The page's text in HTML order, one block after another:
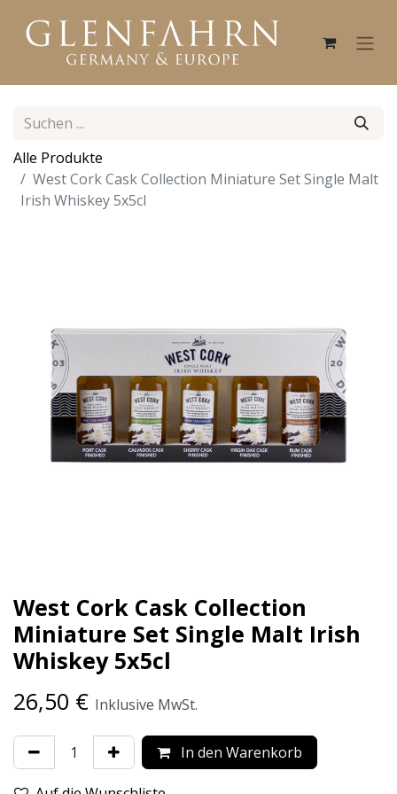
Alle Produkte
West Cork Cask Collection Miniature Set Single Malt
Irish Whiskey 5x5cl
West Cork Cask Collection
Miniature Set Single Malt Irish
Whiskey 5x5cl
26,50 € Inklusive MwSt.
In den Warenkorb